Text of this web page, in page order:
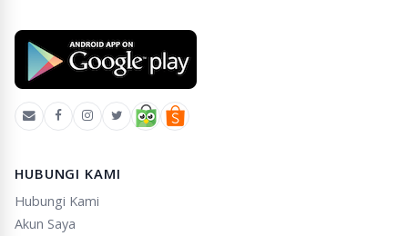
HUBUNGI KAMI
Hubungi Kami
Akun Saya